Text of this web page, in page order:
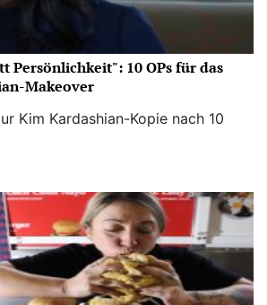
Persönlichkeit": 10 OPs für das
Makeover
Kim Kardashian-Kopie nach 10